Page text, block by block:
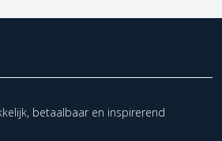
betaalbaar en inspirerend